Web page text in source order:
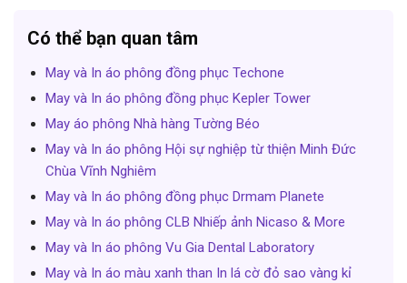
Có thể bạn quan tâm
May và In áo phông đồng phục Techone
May và In áo phông đồng phục Kepler Tower
May áo phông Nhà hàng Tường Béo
May và In áo phông Hội sự nghiệp từ thiện Minh Đức
Chùa Vĩnh Nghiêm
May và In áo phông đồng phục Drmam Planete
May và In áo phông CLB Nhiếp ảnh Nicaso & More
May và In áo phông Vu Gia Dental Laboratory
May và In áo màu xanh than In lá cờ đỏ sao vàng kỉ